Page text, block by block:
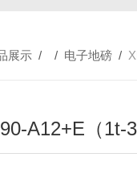
展示 / / 电子地磅 /
A12+E（1t-